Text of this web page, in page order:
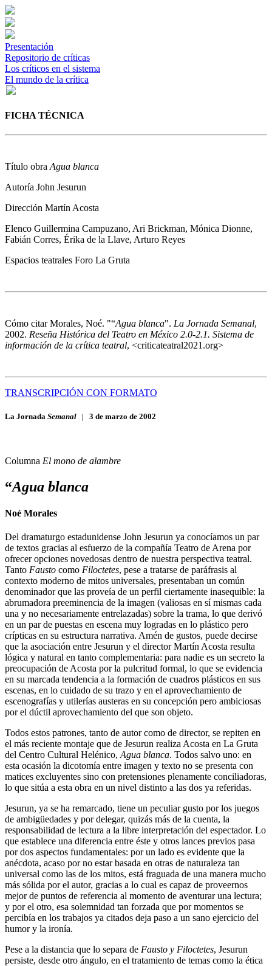
Presentación
Repositorio de críticas
Los críticos en el sistema
El mundo de la crítica
FICHA TÉCNICA
Título obra Agua blanca
Autoría John Jesurun
Dirección Martín Acosta
Elenco Guillermina Campuzano, Ari Brickman, Mónica Dionne,
Fabián Corres, Érika de la Llave, Arturo Reyes
Espacios teatrales Foro La Gruta
Cómo citarMorales, Noé. "“Agua blanca". La Jornada Semanal,
2002. Reseña Histórica del Teatro en México 2.0-2.1. Sistema de
información de la crítica teatral, <criticateatral2021.org>
TRANSCRIPCIÓN CON FORMATO
La Jornada Semanal | 3 de marzo de 2002
Columna El mono de alambre
“Agua blanca
Noé Morales
Del dramaturgo estadunidense John Jesurun ya conocíamos un par
de textos gracias al esfuerzo de la compañía Teatro de Arena por
ofrecer opciones novedosas dentro de nuestra perspectiva teatral.
Tanto Fausto como Filoctetes, pese a tratarse de paráfrasis al
contexto moderno de mitos universales, presentaban un común
denominador que las proveía de un perfil ciertamente inasequible: la
abrumadora preeminencia de la imagen (valiosas en sí mismas cada
una y no necesariamente entrelazadas) sobre la trama, lo que derivó
en un par de puestas en escena muy logradas en lo plástico pero
crípticas en su estructura narrativa. Amén de gustos, puede decirse
que la asociación entre Jesurun y el director Martín Acosta resulta
lógica y natural en tanto complementaria: para nadie es un secreto la
preocupación de Acosta por la pulcritud formal, lo que se evidencia
en su marcada tendencia a la formación de cuadros plásticos en sus
escenas, en lo cuidado de su trazo y en el aprovechamiento de
escenografías y utilerías austeras en su concepción pero ambiciosas
por el dúctil aprovechamiento del que son objeto.
Todos estos patrones, tanto de autor como de director, se repiten en
el más reciente montaje que de Jesurun realiza Acosta en La Gruta
del Centro Cultural Helénico, Agua blanca. Todos salvo uno: en
esta ocasión la dicotomía entre imagen y texto no se presenta con
matices excluyentes sino con pretensiones plenamente conciliadoras,
lo que sitúa a esta obra en un nivel distinto a las dos ya referidas.
Jesurun, ya se ha remarcado, tiene un peculiar gusto por los juegos
de ambigüedades y por delegar, quizás más de la cuenta, la
responsabilidad de lectura a la libre interpretación del espectador. Lo
que establece una diferencia entre éste y otros lances previos pasa
por dos aspectos fundamentales: por un lado es evidente que la
anécdota, acaso por no estar basada en otras de naturaleza tan
universal como las de los mitos, está fraguada de una manera mucho
más sólida por el autor, gracias a lo cual es capaz de proveernos
mejor de puntos de referencia al momento de aventurar una lectura;
y por el otro, esa solemnidad tan forzada que por momentos se
percibía en los trabajos ya citados deja paso a un sano ejercicio del
humor y la ironía.
Pese a la distancia que lo separa de Fausto y Filoctetes, Jesurun
persiste, desde otro ángulo, en el tratamiento de temas como la ética